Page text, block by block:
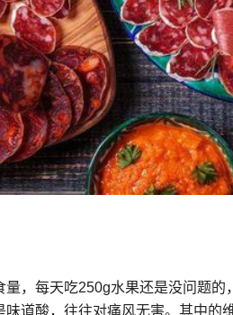
量，每天吃250g水果还是没问题
味道酸，往往对痛风无害。其中